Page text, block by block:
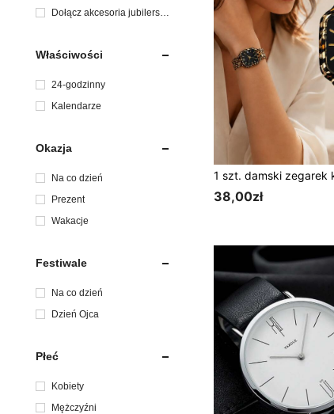
Dołącz akcesoria jubilerski
Właściwości
24-godzinny
Kalendarze
Okazja
Na co dzień
Prezent
Wakacje
Festiwale
Na co dzień
Dzień Ojca
Płeć
Kobiety
Mężczyźni
38,00zł